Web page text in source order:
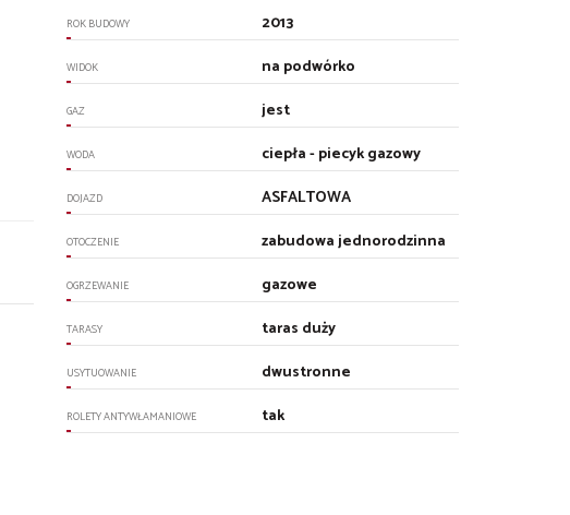
ROK BUDOWY 2013
WIDOK na podwórko
GAZ jest
WODA ciepła - piecyk gazowy
DOJAZD ASFALTOWA
OTOCZENIE zabudowa jednorodzinna
OGRZEWANIE gazowe
TARASY taras duży
USYTUOWANIE dwustronne
ROLETY ANTYWŁAMANIOWE tak